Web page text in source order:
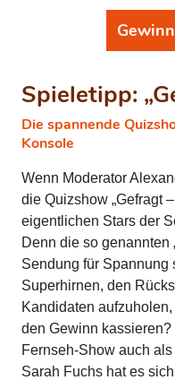
Spieletipp:
Die spannende
Konsole
Wenn Moderator
die Quizshow „Gefragt
eigentlichen Stars der
Denn die so genannten
Sendung für Spannung
Superhirnen, den
Kandidaten
den Gewinn
Fernseh-Show auch
Sarah Fuchs hat es